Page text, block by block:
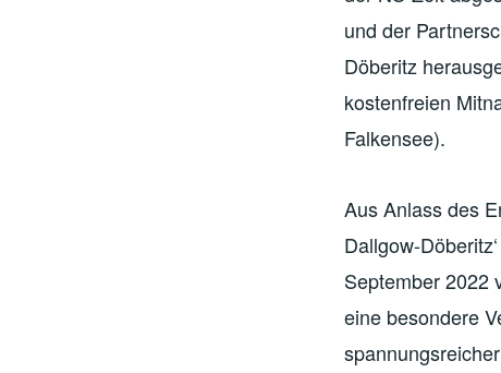
und der
Döberitz
kostenfreien
Falkensee).
Aus Anlass des
Dallgow-
September 2022
eine besondere